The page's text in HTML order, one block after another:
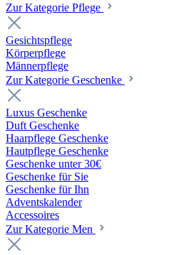
Zur Kategorie Pflege
Gesichtspflege
Körperpflege
Männerpflege
Zur Kategorie Geschenke
Luxus Geschenke
Duft Geschenke
Haarpflege Geschenke
Hautpflege Geschenke
Geschenke unter 30€
Geschenke für Sie
Geschenke für Ihn
Adventskalender
Accessoires
Zur Kategorie Men